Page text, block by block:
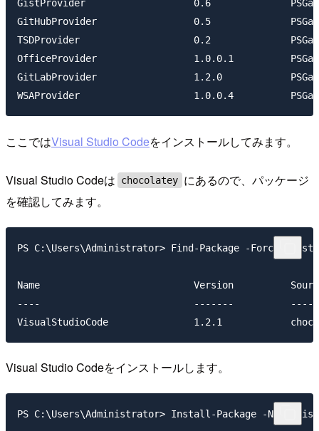
GistProvider                   0.6
GitHubProvider                 0.5
TSDProvider                    0.2
OfficeProvider                 1.0.0.1
GitLabProvider                 1.2.0
ここではVisual Studio Codeをインストールしてみます。
Visual Studio Codeは chocolatey にあるので、パッケージ
を確認してみます。
PS C:\Users\Administrator> Find-Package -
Name                           Version
----                           -------
Visual Studio Codeをインストールします。
PS C:\Users\Administrator> Install-Package -Name